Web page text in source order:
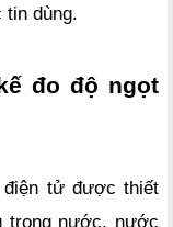
tin dùng.
đo độ ngọt
điện tử được thiết
trong nước, nước